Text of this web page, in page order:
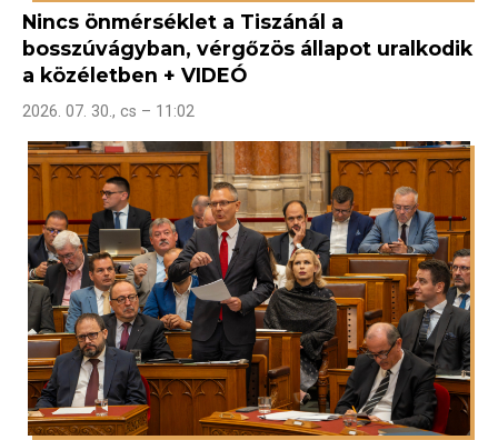
Nincs önmérséklet a Tiszánál a
bosszúvágyban, vérgőzös állapot uralkodik
a közéletben + VIDEÓ
2026. 07. 30., cs – 11:02